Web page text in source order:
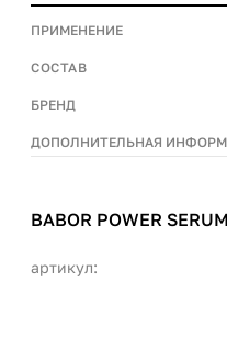
ПРИМЕНЕНИЕ
СОСТАВ
БРЕНД
ДОПОЛНИТЕЛЬНАЯ
BABOR POWER
артикул: